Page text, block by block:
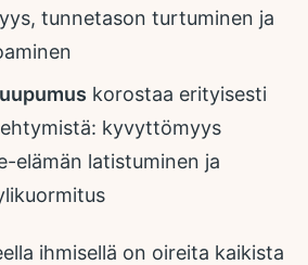
tunnetason turtuminen ja
korostaa erityisesti
kyvyttömyys
elämän latistuminen ja
ihmisellä on oireita kaikista